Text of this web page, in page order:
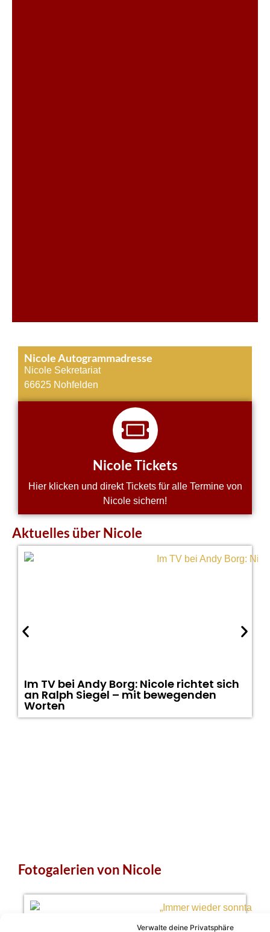
Verwalte deine Privatsphäre
Nicole Autogrammadresse
Nicole Sekretariat
66625 Nohfelden
Nicole Tickets
Hier klicken und direkt Tickets für alle Termine von
Nicole sichern!
Aktuelles über Nicole
Im TV bei Andy Borg: Nicole richtet sich
an Ralph Siegel – mit bewegenden
Worten
Fotogalerien von Nicole